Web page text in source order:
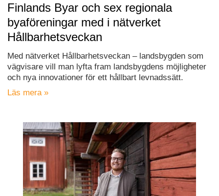
Finlands Byar och sex regionala
byaföreningar med i nätverket
Hållbarhetsveckan
Med nätverket Hållbarhetsveckan – landsbygden som
vägvisare vill man lyfta fram landsbygdens möjligheter
och nya innovationer för ett hållbart levnadssätt.
Läs mera »